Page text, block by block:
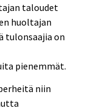
taloudet
huoltajan
tulonsaajia on
pienemmät.
niin